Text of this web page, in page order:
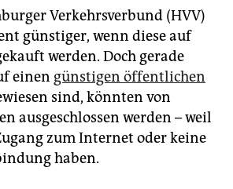
Verkehrsverbund (HVV)
günstiger, wenn diese auf
werden. Doch gerade
einen günstigen öffentlichen
sind, könnten von
ausgeschlossen werden – weil
zum Internet oder keine
haben.